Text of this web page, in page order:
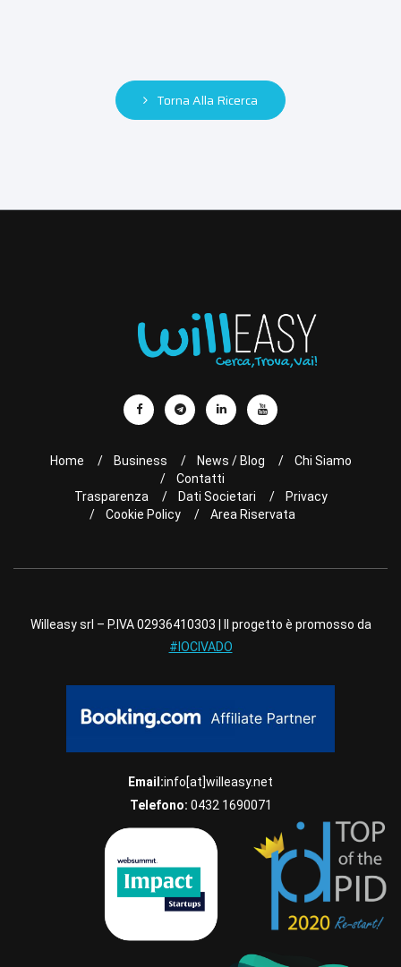
Torna Alla Ricerca
Home Business News / Blog
Chi Siamo
Contatti
Trasparenza
Dati Societari
Privacy
Cookie Policy
Area Riservata
Willeasy srl – P.IVA 02936410303 | Il progetto è promosso da
#IOCIVADO
Email:info[at]willeasy.net
Telefono: 0432 1690071